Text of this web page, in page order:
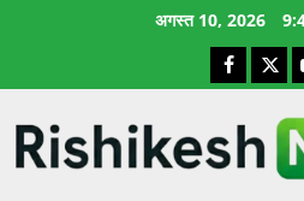
अगस्त 10, 2026
X